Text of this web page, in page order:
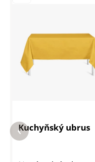
Kuchyňský ubrus